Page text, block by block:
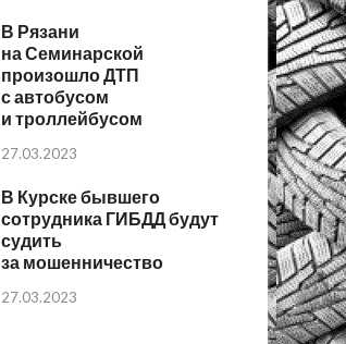
В Рязани
на Семинарской
произошло ДТП
с автобусом
и троллейбусом
27.03.2023
В Курске бывшего
сотрудника ГИБДД будут
судить
за мошенничество
27.03.2023